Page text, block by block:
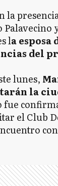
la
Palavecino
la esposa
del
lunes,
la
el Club